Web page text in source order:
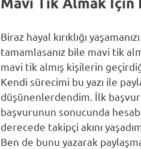
Biraz hayal kırıklığı
tamamlasanız bile mavi tik
mavi tik almış kişilerin
Kendi sürecimi bu yazı ile
düşünenlerdendim. İlk
başvurunun sonucunda
derecede takipçi akını
Ben de bunu yazarak